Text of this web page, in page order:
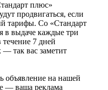
плюс»
продвигаться, если
тарифы. Со «Стандарт
в выдаче каждые три
7 дней
так вас заметит
объявление на нашей
— ваша реклама